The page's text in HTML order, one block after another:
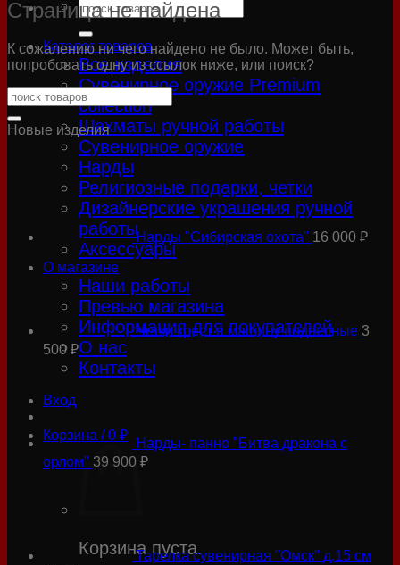
Искать:
Каталог товаров
Все изделия
Сувенирное оружие Premium
collection
Шахматы ручной работы
Сувенирное оружие
Нарды
Религиозные подарки, четки
Дизайнерские украшения ручной
работы
Аксессуары
О магазине
Наши работы
Превью магазина
Информация для покупателей
О нас
Контакты
Вход
Корзина /0 ₽
Корзина пуста.
Страница не найдена
К сожалению ни чего найдено не было. Может быть,
попробовать одну из ссылок ниже, или поиск?
Новые изделия
Нарды "Сибирская охота" 16 000 ₽
Четки крест в машину подвесные 3
500₽
Нарды- панно "Битва дракона с
орлом" 39 900 ₽
Тарелка сувенирная "Омск" д.15 см